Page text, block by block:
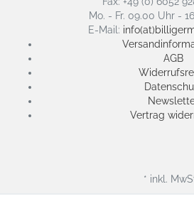
Mo. - Fr. 09.00 Uhr -
E-Mail:
AGB
Vertrag
* inkl.